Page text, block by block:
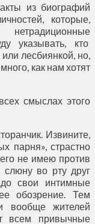
из биографий
которые,
указывать, кто
лесбиянкой, но,
как нам хотят
смыслах этого
Извините,
парня», страстно
не имею против
слюну во рту друг
свои интимные
обозрение. Тем
вообще жителей
всем привычные